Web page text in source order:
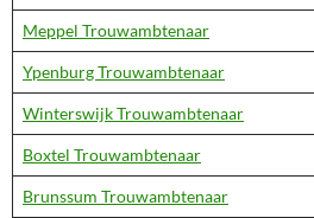
Meppel Trouwambtenaar
Ypenburg Trouwambtenaar
Winterswijk Trouwambtenaar
Boxtel Trouwambtenaar
Brunssum Trouwambtenaar